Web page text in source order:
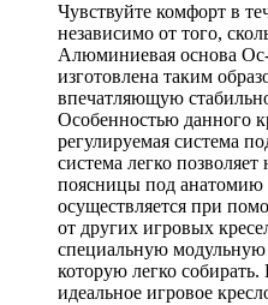
Чувствуйте комфорт в
независимо от того,
Алюминиевая основа
изготовлена ​​таким
впечатляющую
Особенностью данного
регулируемая система
система легко
поясницы под анатомию
осуществляется при
от других игровых
специальную
которую легко
идеальное игровое